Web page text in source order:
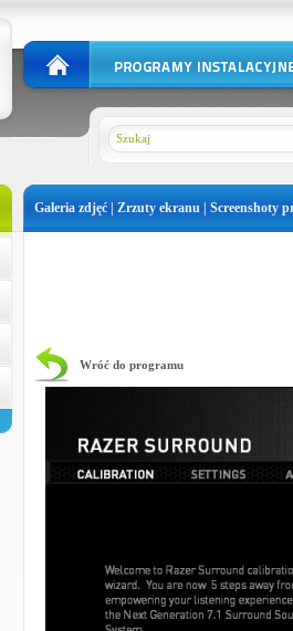
Galeria zdjęć | Zrzuty ekranu | Screenshoty
Wróć do programu